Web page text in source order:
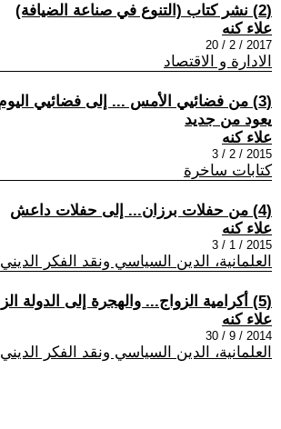
(2) نشر كتاب (التنوع في صناعة الضيافة)
علاء كنه
2017 / 2 / 20
الادارة و الاقتصاد
يعود من جديد
علاء كنه
2015 / 2 / 3
كتابات ساخرة
(4) من حفلات برزان... إلى حفلات داعش
علاء كنه
2015 / 1 / 3
العلمانية، الدين السياسي ونقد الفكر الديني
(5) أكرامية الزواج... والهجرة إلى الدولة الزائلة
علاء كنه
2014 / 9 / 30
العلمانية، الدين السياسي ونقد الفكر الديني